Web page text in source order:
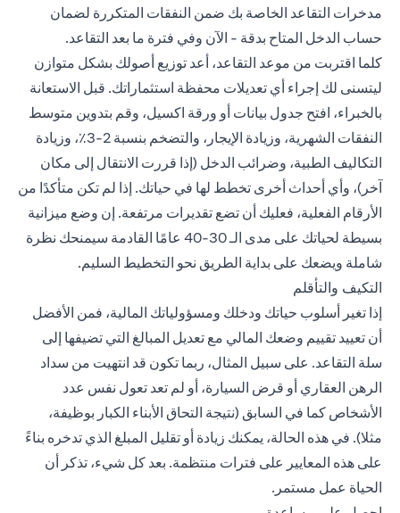
مدخرات التقاعد الخاصة بك ضمن النفقات المتكررة لضمان
حساب الدخل المتاح بدقة - الآن وفي فترة ما بعد التقاعد.
كلما اقتربت من موعد التقاعد، أعد توزيع أصولك بشكل متوازن
ليتسنى لك إجراء أي تعديلات محفظة استثماراتك. قبل الاستعانة
بالخبراء، افتح جدول بيانات أو ورقة اكسيل، وقم بتدوين متوسط
النفقات الشهرية، وزيادة الإيجار، والتضخم بنسبة 2-3٪، وزيادة
التكاليف الطبية، وضرائب الدخل (إذا قررت الانتقال إلى مكان
آخر)، وأي أحداث أخرى تخطط لها في حياتك. إذا لم تكن متأكدًا من
الأرقام الفعلية، فعليك أن تضع تقديرات مرتفعة. إن وضع ميزانية
بسيطة لحياتك على مدى الـ 30-40 عامًا القادمة سيمنحك نظرة
شاملة ويضعك على بداية الطريق نحو التخطيط السليم.
التكيف والتأقلم
إذا تغير أسلوب حياتك ودخلك ومسؤولياتك المالية، فمن الأفضل
أن تعييد تقييم وضعك المالي مع تعديل المبالغ التي تضيفها إلى
سلة التقاعد. على سبيل المثال، ربما تكون قد انتهيت من سداد
الرهن العقاري أو قرض السيارة، أو لم تعد تعول نفس عدد
الأشخاص كما في السابق (نتيجة التحاق الأبناء الكبار بوظيفة،
مثلا). في هذه الحالة، يمكنك زيادة أو تقليل المبلغ الذي تدخره بناءً
على هذه المعايير على فترات منتظمة. بعد كل شيء، تذكر أن
الحياة عمل مستمر.